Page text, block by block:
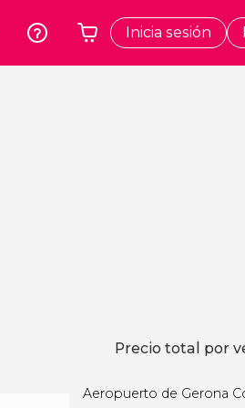
Inicia sesión
Precio total por
Aeropuerto de Gerona